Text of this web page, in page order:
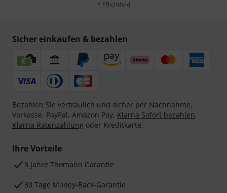
* Pflichtfeld
Sicher einkaufen & bezahlen
Bezahlen Sie vertraulich und sicher per Nachnahme,
Vorkasse, PayPal, Amazon Pay, Klarna Sofort bezahlen,
Klarna Ratenzahlung oder Kreditkarte.
Ihre Vorteile
3 Jahre Thomann Garantie
30 Tage Money-Back-Garantie